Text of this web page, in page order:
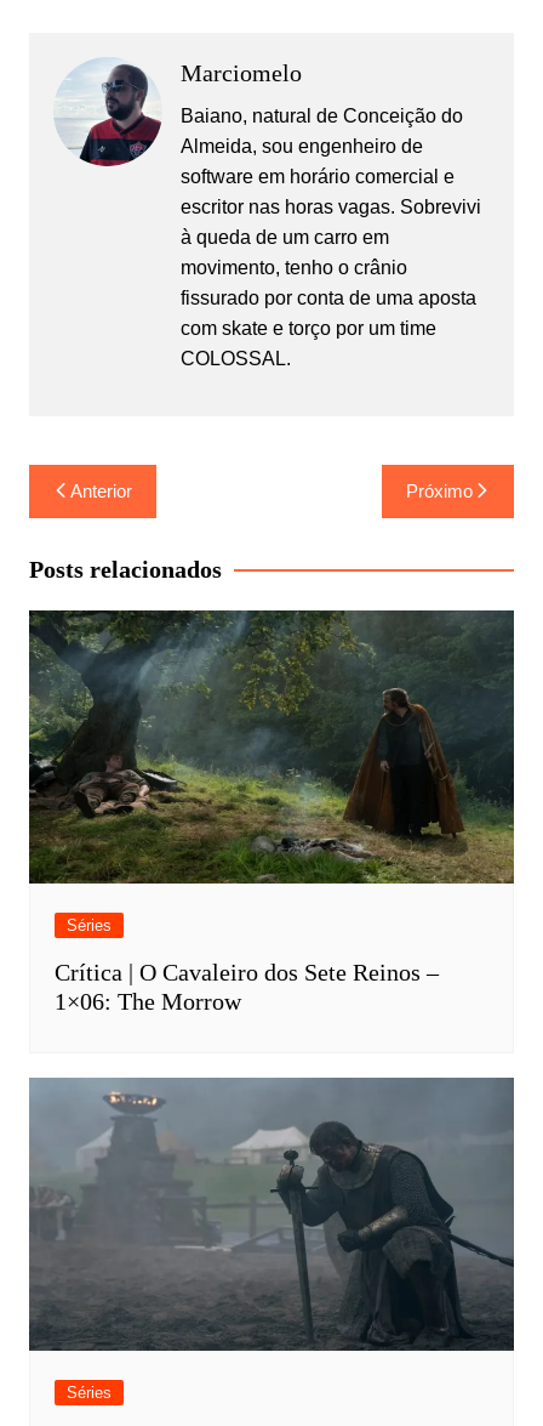
Marciomelo
Baiano, natural de Conceição do
Almeida, sou engenheiro de
software em horário comercial e
escritor nas horas vagas. Sobrevivi
à queda de um carro em
movimento, tenho o crânio
fissurado por conta de uma aposta
com skate e torço por um time
COLOSSAL.
Navegação
de
Post
Anterior Próximo
Posts relacionados
Séries
Crítica | O Cavaleiro dos Sete Reinos –
1×06: The Morrow
Séries